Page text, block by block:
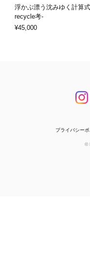
浮かぶ漂う沈みゆく計算
recycle考-
¥45,000
プライバシー
©